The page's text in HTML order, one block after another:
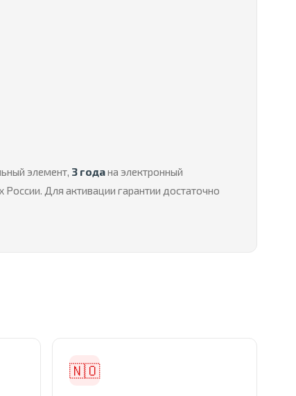
элемент, 3 годана электронный
Для активации гарантии достаточно
🇳🇴